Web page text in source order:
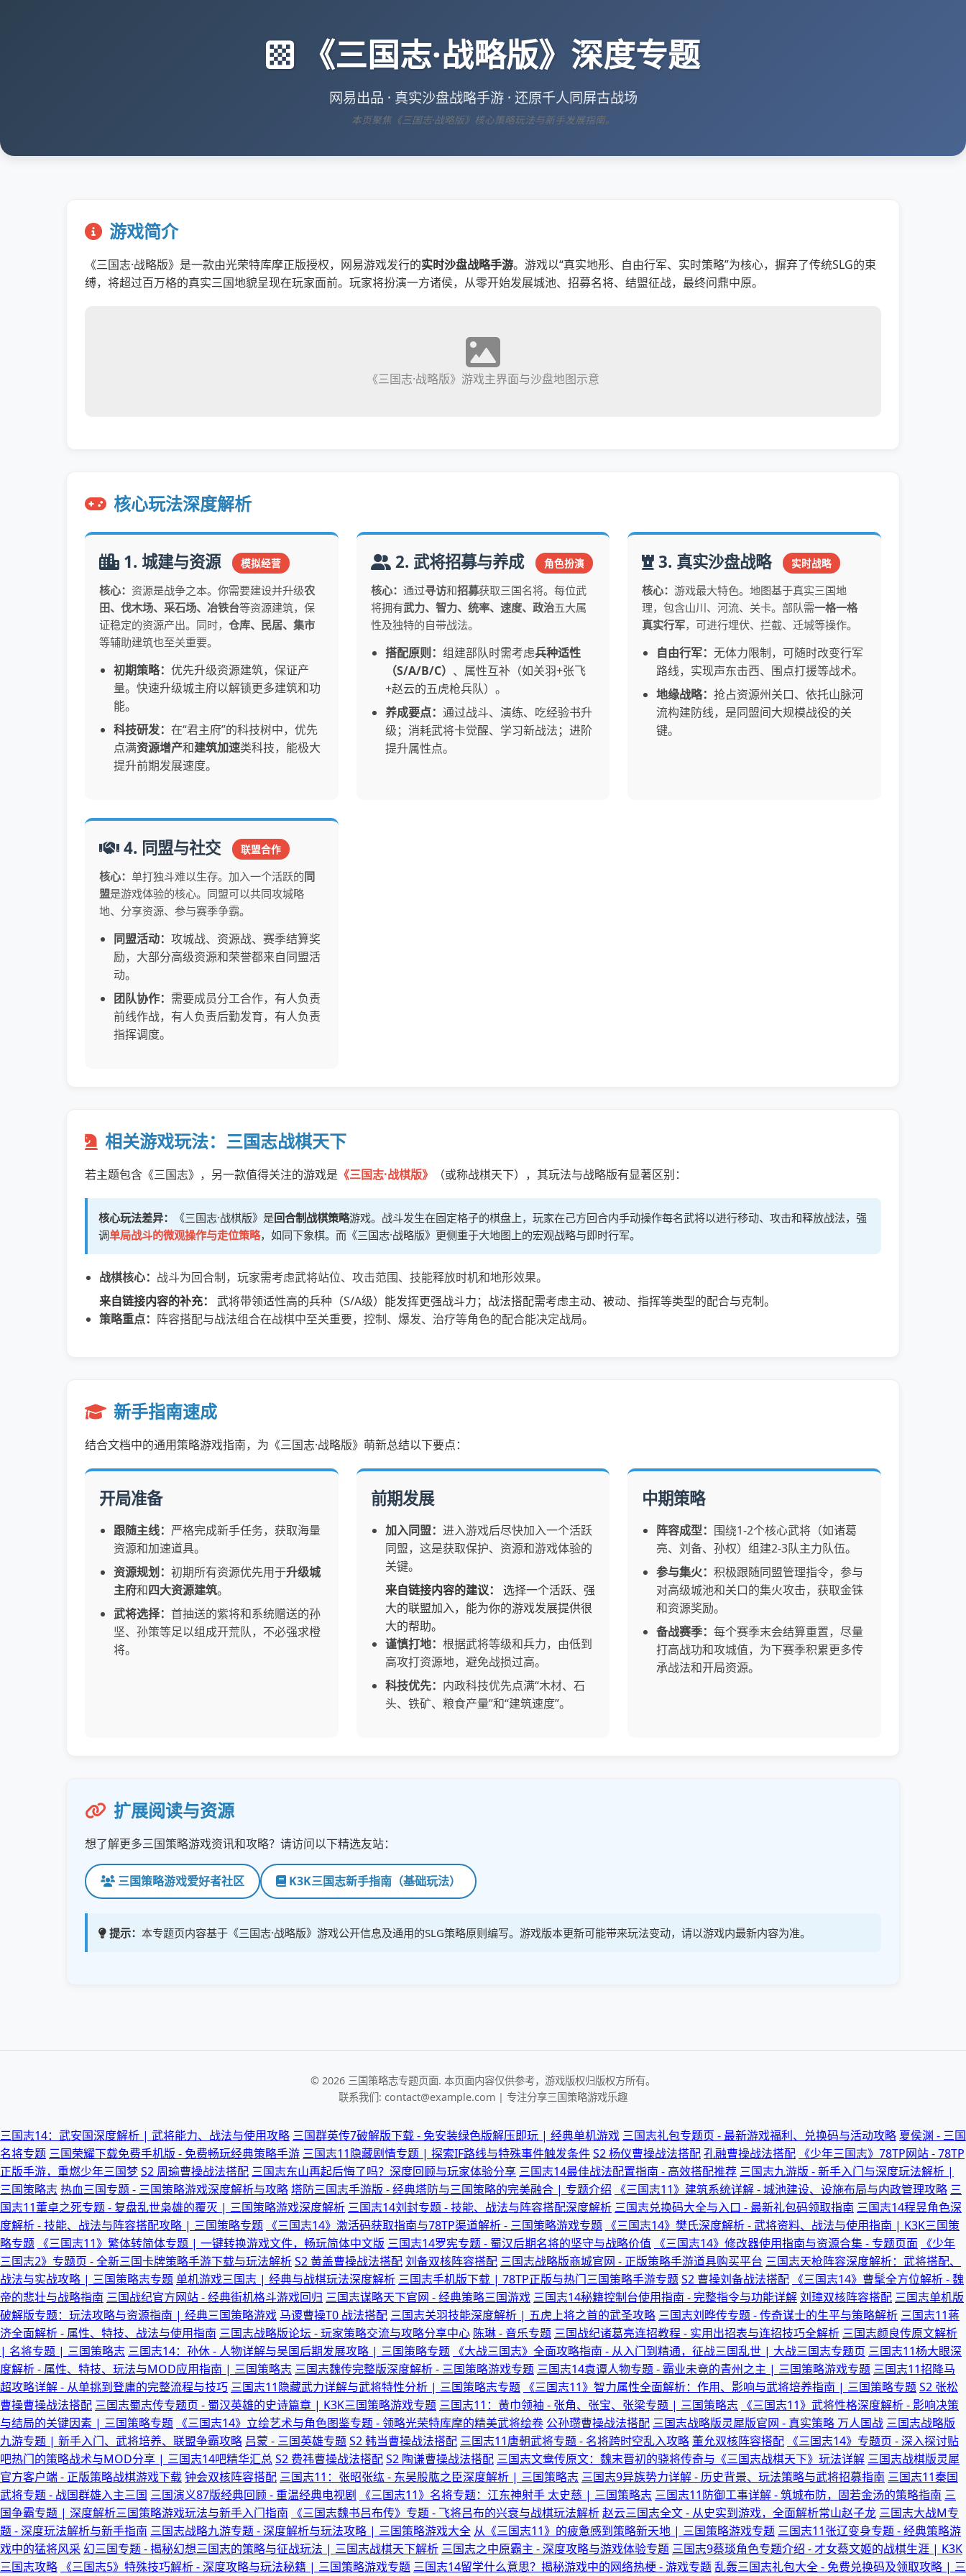
《三国志·战略版》深度专题
网易出品 · 真实沙盘战略手游 · 还原千人同屏古战场
本页聚焦《三国志·战略版》核心策略玩法与新手发展指南。
游戏简介
《三国志·战略版》是一款由光荣特库摩正版授权，网易游戏发行的实时沙盘战略手游。游戏以“真实地形、自由行军、实时策略”为核心，摒弃了传统SLG的束
缚，将超过百万格的真实三国地貌呈现在玩家面前。玩家将扮演一方诸侯，从零开始发展城池、招募名将、结盟征战，最终问鼎中原。
《三国志·战略版》游戏主界面与沙盘地图示意
核心玩法深度解析
1. 城建与资源 模拟经营
核心： 资源是战争之本。你需要建设并升级农
田、伐木场、采石场、冶铁台等资源建筑，保
证稳定的资源产出。同时， 仓库、民居、集市
等辅助建筑也至关重要。
初期策略： 优先升级资源建筑，保证产
量。快速升级城主府以解锁更多建筑和功
能。
科技研发： 在“君主府”的科技树中，优先
点满资源增产和建筑加速类科技，能极大
提升前期发展速度。
2. 武将招募与养成 角色扮演
核心： 通过寻访和招募获取三国名将。每位武
将拥有武力、智力、统率、速度、政治五大属
性及独特的自带战法。
搭配原则： 组建部队时需考虑兵种适性
（S/A/B/C） 、属性互补（如关羽+张飞
+赵云的五虎枪兵队）。
养成要点： 通过战斗、演练、吃经验书升
级；消耗武将卡觉醒、学习新战法；进阶
提升属性点。
3. 真实沙盘战略 实时战略
核心：游戏最大特色。地图基于真实三国地
理，包含山川、河流、关卡。部队需一格一格
真实行军，可进行埋伏、拦截、迁城等操作。
自由行军：无体力限制，可随时改变行军
路线，实现声东击西、围点打援等战术。
地缘战略：抢占资源州关口、依托山脉河
流构建防线，是同盟间大规模战役的关
键。
4. 同盟与社交 联盟合作
核心： 单打独斗难以生存。加入一个活跃的同
盟是游戏体验的核心。同盟可以共同攻城略
地、分享资源、参与赛季争霸。
同盟活动： 攻城战、资源战、赛季结算奖
励，大部分高级资源和荣誉都来自同盟活
动。
团队协作： 需要成员分工合作，有人负责
前线作战，有人负责后勤发育，有人负责
指挥调度。
相关游戏玩法：三国志战棋天下
若主题包含《三国志》，另一款值得关注的游戏是 《三国志·战棋版》 （或称战棋天下），其玩法与战略版有显著区别：
核心玩法差异： 《三国志·战棋版》是回合制战棋策略游戏。战斗发生在固定格子的棋盘上，玩家在己方回合内手动操作每名武将以进行移动、攻击和释放战法，强
调单局战斗的微观操作与走位策略，如同下象棋。而《三国志·战略版》更侧重于大地图上的宏观战略与即时行军。
战棋核心： 战斗为回合制，玩家需考虑武将站位、攻击范围、技能释放时机和地形效果。
来自链接内容的补充：
武将带领适性高的兵种（S/A级）能发挥更强战斗力；战法搭配需考虑主动、被动、指挥等类型的配合与克制。
策略重点： 阵容搭配与战法组合在战棋中至关重要，控制、爆发、治疗等角色的配合能决定战局。
新手指南速成
结合文档中的通用策略游戏指南，为《三国志·战略版》萌新总结以下要点：
开局准备
跟随主线： 严格完成新手任务，获取海量
资源和加速道具。
资源规划： 初期所有资源优先用于升级城
主府和四大资源建筑。
武将选择： 首抽送的紫将和系统赠送的孙
坚、孙策等足以组成开荒队，不必强求橙
将。
前期发展
加入同盟： 进入游戏后尽快加入一个活跃
同盟，这是获取保护、资源和游戏体验的
关键。
来自链接内容的建议：
选择一个活跃、强
大的联盟加入，能为你的游戏发展提供很
大的帮助。
谨慎打地： 根据武将等级和兵力，由低到
高攻打资源地，避免战损过高。
科技优先： 内政科技优先点满“木材、石
头、铁矿、粮食产量”和“建筑速度”。
中期策略
阵容成型： 围绕1-2个核心武将（如诸葛
亮、刘备、孙权）组建2-3队主力队伍。
参与集火：积极跟随同盟管理指令，参与
对高级城池和关口的集火攻击，获取金铢
和资源奖励。
备战赛季：每个赛季末会结算重置，尽量
打高战功和攻城值，为下赛季积累更多传
承战法和开局资源。
扩展阅读与资源
想了解更多三国策略游戏资讯和攻略？请访问以下精选友站：
三国策略游戏爱好者社区 K3K三国志新手指南（基础玩法）
提示： 本专题页内容基于《三国志·战略版》游戏公开信息及通用的SLG策略原则编写。游戏版本更新可能带来玩法变动，请以游戏内最新内容为准。
© 2026 三国策略志专题页面. 本页面内容仅供参考，游戏版权归版权方所有。
联系我们: contact@example.com | 专注分享三国策略游戏乐趣
三国志14：武安国深度解析 | 武将能力、战法与使用攻略 三国群英传7破解版下载 - 免安装绿色版解压即玩 | 经典单机游戏 三国志礼包专题页 - 最新游戏福利、兑换码与活动攻略 夏侯渊 - 三国
名将专题 三国荣耀下载免费手机版 - 免费畅玩经典策略手游 三国志11隐藏剧情专题 | 探索IF路线与特殊事件触发条件S2 杨仪曹操战法搭配孔融曹操战法搭配 《少年三国志》78TP网站 - 78TP
正版手游，重燃少年三国梦S2 周瑜曹操战法搭配 三国志东山再起后悔了吗？深度回顾与玩家体验分享 三国志14最佳战法配置指南 - 高效搭配推荐 三国志九游版 - 新手入门与深度玩法解析 |
三国策略志热血三国专题 - 三国策略游戏深度解析与攻略塔防三国志手游版 - 经典塔防与三国策略的完美融合 | 专题介绍 《三国志11》建筑系统详解 - 城池建设、设施布局与内政管理攻略 三
国志11董卓之死专题 - 复盘乱世枭雄的覆灭 | 三国策略游戏深度解析 三国志14刘封专题 - 技能、战法与阵容搭配深度解析 三国志兑换码大全与入口 - 最新礼包码领取指南 三国志14程昱角色深
度解析 - 技能、战法与阵容搭配攻略 | 三国策略专题 《三国志14》激活码获取指南与78TP渠道解析 - 三国策略游戏专题 《三国志14》樊氏深度解析 - 武将资料、战法与使用指南 | K3K三国策
略专题 《三国志11》繁体转简体专题 | 一键转换游戏文件，畅玩简体中文版 三国志14罗宪专题 - 蜀汉后期名将的坚守与战略价值 《三国志14》修改器使用指南与资源合集 - 专题页面 《少年
三国志2》专题页 - 全新三国卡牌策略手游下载与玩法解析S2 黄盖曹操战法搭配刘备双核阵容搭配 三国志战略版商城官网 - 正版策略手游道具购买平台 三国志天枪阵容深度解析：武将搭配、
战法与实战攻略 | 三国策略志专题单机游戏三国志 | 经典与战棋玩法深度解析 三国志手机版下载 | 78TP正版与热门三国策略手游专题S2 曹操刘备战法搭配 《三国志14》曹髦全方位解析 - 魏
帝的悲壮与战略指南 三国战纪官方网站 - 经典街机格斗游戏回归 三国志谋略天下官网 - 经典策略三国游戏 三国志14秘籍控制台使用指南 - 完整指令与功能详解刘璋双核阵容搭配 三国志单机版
破解版专题：玩法攻略与资源指南 | 经典三国策略游戏 马谡曹操T0 战法搭配 三国志关羽技能深度解析 | 五虎上将之首的武圣攻略 三国志刘晔传专题 - 传奇谋士的生平与策略解析 三国志11蒋
济全面解析 - 属性、特技、战法与使用指南 三国志战略版论坛 - 玩家策略交流与攻略分享中心 陈琳 - 音乐专题 三国战纪诸葛亮连招教程 - 实用出招表与连招技巧全解析 三国志颜良传原文解析
| 名将专题 | 三国策略志 三国志14：孙休 - 人物详解与吴国后期发展攻略 | 三国策略专题 《大战三国志》全面攻略指南 - 从入门到精通，征战三国乱世 | 大战三国志专题页 三国志11杨大眼深
度解析 - 属性、特技、玩法与MOD应用指南 | 三国策略志 三国志魏传完整版深度解析 - 三国策略游戏专题 三国志14袁谭人物专题 - 霸业未竟的青州之主 | 三国策略游戏专题 三国志11招降马
超攻略详解 - 从单挑到登庸的完整流程与技巧 三国志11隐藏武力详解与武将特性分析 | 三国策略志专题 《三国志11》智力属性全面解析：作用、影响与武将培养指南 | 三国策略专题S2 张松
曹操曹操战法搭配 三国志蜀志传专题页 - 蜀汉英雄的史诗篇章 | K3K三国策略游戏专题 三国志11：黄巾领袖 - 张角、张宝、张梁专题 | 三国策略志 《三国志11》武将性格深度解析 - 影响决策
与结局的关键因素 | 三国策略专题 《三国志14》立绘艺术与角色图鉴专题 - 领略光荣特库摩的精美武将绘卷 公孙瓒曹操战法搭配 三国志战略版灵犀版官网 - 真实策略 万人国战 三国志战略版
九游专题 | 新手入门、武将培养、联盟争霸攻略 吕蒙 - 三国英雄专题S2 韩当曹操战法搭配 三国志11唐朝武将专题 - 名将跨时空乱入攻略 董允双核阵容搭配 《三国志14》专题页 - 深入探讨贴
吧热门的策略战术与MOD分享 | 三国志14吧精华汇总 S2 费祎曹操战法搭配S2 陶谦曹操战法搭配 三国志文鸯传原文：魏末晋初的骁将传奇与《三国志战棋天下》玩法详解 三国志战棋版灵犀
官方客户端 - 正版策略战棋游戏下载钟会双核阵容搭配 三国志11：张昭张纮 - 东吴股肱之臣深度解析 | 三国策略志 三国志9异族势力详解 - 历史背景、玩法策略与武将招募指南 三国志11秦国
武将专题 - 战国群雄入主三国 三国演义87版经典回顾 - 重温经典电视剧 《三国志11》名将专题：江东神射手 太史慈 | 三国策略志 三国志11防御工事详解 - 筑城布防，固若金汤的策略指南 三
国争霸专题 | 深度解析三国策略游戏玩法与新手入门指南 《三国志魏书吕布传》专题 - 飞将吕布的兴衰与战棋玩法解析赵云三国志全文 - 从史实到游戏，全面解析常山赵子龙 三国志大战M专
题 - 深度玩法解析与新手指南 三国志战略九游专题 - 深度解析与玩法攻略 | 三国策略游戏大全 从《三国志11》的疲惫感到策略新天地 | 三国策略游戏专题 三国志11张辽变身专题 - 经典策略游
戏中的猛将风采 幻三国专题 - 揭秘幻想三国志的策略与征战玩法 | 三国志战棋天下解析 三国志之中原霸主 - 深度攻略与游戏体验专题 三国志9蔡琰角色专题介绍 - 才女蔡文姬的战棋生涯 | K3K
三国志攻略 《三国志5》特殊技巧解析 - 深度攻略与玩法秘籍 | 三国策略游戏专题 三国志14留学什么意思？揭秘游戏中的网络热梗 - 游戏专题乱轰三国志礼包大全 - 免费兑换码及领取攻略 | 三